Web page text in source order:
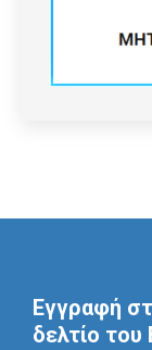
Εγγραφή
δελτίο του